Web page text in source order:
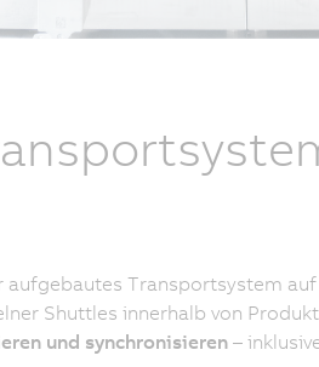
Transportsystem
Shuttles innerhalb von
und synchronisieren–